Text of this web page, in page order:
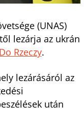
(UNAS)
lezárja az ukrán
Do Rzeczy.
lezárásáról az
után